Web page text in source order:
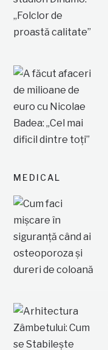
MEDICAL